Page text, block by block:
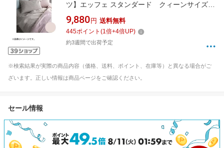
ツ】エッフェ スタンダード クィーンサイズ
(綿100%/170×195×35cm/ピンク) フランスベッ
ド
9,880 円 送料無料
445ポイント (1倍+4倍UP)
約3週間で出荷予定
※検索結果が実際の商品内容（価格、送料、ポイント、在庫等）と異なる場合がご
ざいます。正しい情報は商品ページをご確認ください。
セール情報